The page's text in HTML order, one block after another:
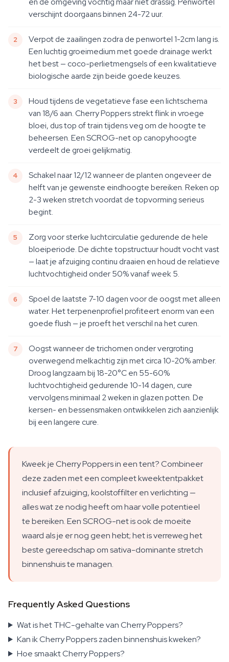
verschijnt doorgaans binnen 24-72 uur.
Verpot de zaailingen zodra de penwortel 1-2cm lang is.
Een luchtig groeimedium met goede drainage werkt
het best — coco-perlietmengsels of een kwalitatieve
biologische aarde zijn beide goede keuzes.
Houd tijdens de vegetatieve fase een lichtschema
van 18/6 aan. Cherry Poppers strekt flink in vroege
bloei, dus top of train tijdens veg om de hoogte te
beheersen. Een SCROG-net op canopyhoogte
verdeelt de groei gelijkmatig.
Schakel naar 12/12 wanneer de planten ongeveer de
helft van je gewenste eindhoogte bereiken. Reken op
2-3 weken stretch voordat de topvorming serieus
begint.
Zorg voor sterke luchtcirculatie gedurende de hele
bloeiperiode. De dichte topstructuur houdt vocht vast
— laat je afzuiging continu draaien en houd de relatieve
luchtvochtigheid onder 50% vanaf week 5.
Spoel de laatste 7-10 dagen voor de oogst met alleen
water. Het terpenenprofiel profiteert enorm van een
goede flush — je proeft het verschil na het curen.
Oogst wanneer de trichomen onder vergroting
overwegend melkachtig zijn met circa 10-20% amber.
Droog langzaam bij 18-20°C en 55-60%
luchtvochtigheid gedurende 10-14 dagen, cure
vervolgens minimaal 2 weken in glazen potten. De
kersen- en bessensmaken ontwikkelen zich aanzienlijk
bij een langere cure.
Kweek je Cherry Poppers in een tent? Combineer
deze zaden met een compleet kweektentpakket
inclusief afzuiging, koolstoffilter en verlichting —
alles wat ze nodig heeft om haar volle potentieel
te bereiken. Een SCROG-net is ook de moeite
waard als je er nog geen hebt; het is verreweg het
beste gereedschap om sativa-dominante stretch
binnenshuis te managen.
Frequently Asked Questions
Wat is het THC-gehalte van Cherry Poppers?
Kan ik Cherry Poppers zaden binnenshuis kweken?
Hoe smaakt Cherry Poppers?